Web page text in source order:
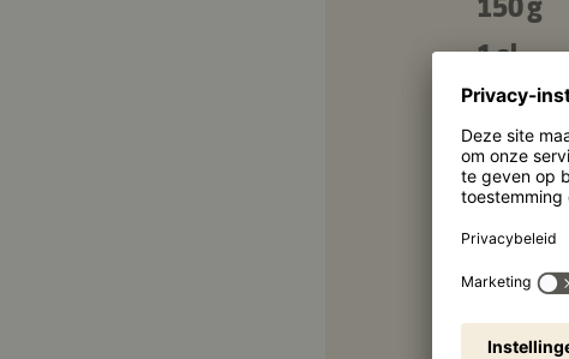
1 el
250 ml
1 tl
½
1 el